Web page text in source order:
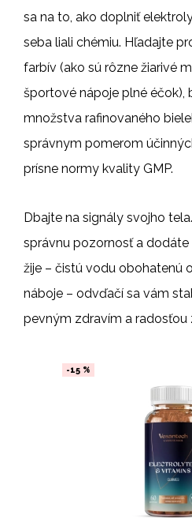
sa na to, ako doplniť
seba liali chémiu. Hľadajte
farbív (ako sú rôzne žiarivé
športové nápoje plné éčok),
množstva rafinovaného
správnym pomerom
prísne normy kvality GMP.
Dbajte na signály svojho
správnu pozornosť a
žije – čistú vodu obohatenú
náboje – odvďačí sa vám
pevným zdravím a radosťou
-15 %